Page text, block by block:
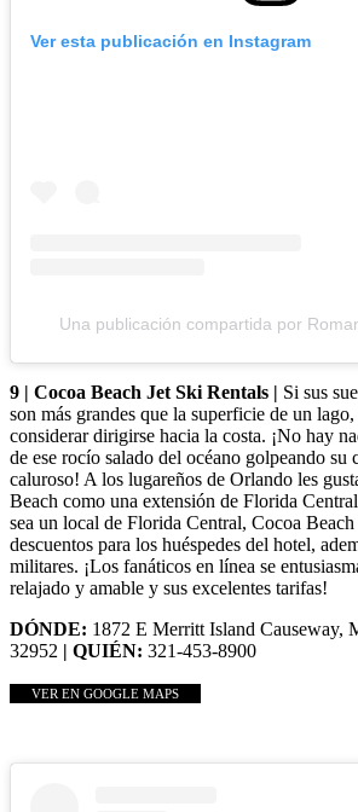
Ver esta publicación en Instagram
Una publicación compartida por
9 | Cocoa Beach Jet Ski Rentals | Si sus
son más grandes que la superficie de un
considerar dirigirse hacia la costa. ¡No hay
de ese rocío salado del océano golpeando su
caluroso! A los lugareños de Orlando les
Beach como una extensión de Florida
sea un local de Florida Central, Cocoa
descuentos para los huéspedes del hotel,
militares. ¡Los fanáticos en línea se
relajado y amable y sus excelentes tarifas!
DÓNDE: 1872 E Merritt Island Causeway,
32952 | QUIÉN: 321-453-8900
VER EN GOOGLE MAPS